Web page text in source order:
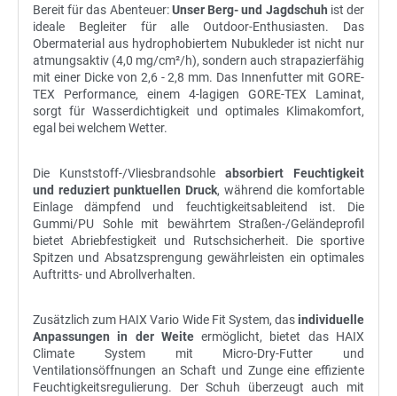
Bereit für das Abenteuer:Unser Berg- und Jagdschuh ist der
ideale Begleiter für alle Outdoor-Enthusiasten. Das
Obermaterial aus hydrophobiertem Nubukleder ist nicht nur
atmungsaktiv (4,0 mg/cm²/h), sondern auch strapazierfähig
mit einer Dicke von 2,6 - 2,8 mm. Das Innenfutter mit GORE-
TEX Performance, einem 4-lagigen GORE-TEX Laminat,
sorgt für Wasserdichtigkeit und optimales Klimakomfort,
egal bei welchem Wetter.
Die Kunststoff-/Vliesbrandsohle absorbiert Feuchtigkeit
und reduziert punktuellen Druck, während die komfortable
Einlage dämpfend und feuchtigkeitsableitend ist. Die
Gummi/PU Sohle mit bewährtem Straßen-/Geländeprofil
bietet Abriebfestigkeit und Rutschsicherheit. Die sportive
Spitzen und Absatzsprengung gewährleisten ein optimales
Auftritts- und Abrollverhalten.
Zusätzlich zum HAIX Vario Wide Fit System, dasindividuelle
Anpassungen in der Weiteermöglicht, bietet das HAIX
Climate System mit Micro-Dry-Futter und
Ventilationsöffnungen an Schaft und Zunge eine effiziente
Feuchtigkeitsregulierung. Der Schuh überzeugt auch mit